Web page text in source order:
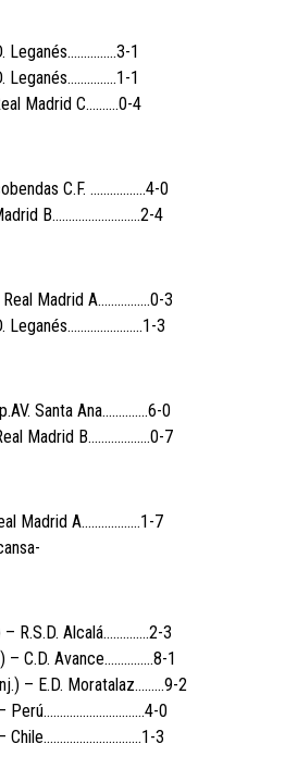
Leganés……………3-1
Leganés……………1-1
Madrid C……….0-4
C.F. ……………..4-0
B………………………2-4
Madrid A…………….0-3
Leganés…………………..1-3
Santa Ana…………..6-0
Madrid B……………….0-7
Madrid A………………1-7
– R.S.D. Alcalá…………..2-3
– C.D. Avance……………8-1
– E.D. Moratalaz………9-2
Perú………………………….4-0
Chile…………………………1-3